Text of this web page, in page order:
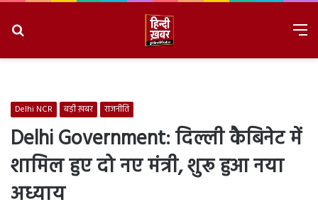
Delhi NCR बड़ी ख़बर राजनीति
Delhi Government: दिल्ली कैबिनेट में
शामिल हुए दो नए मंत्री, शुरू हुआ नया
अध्याय